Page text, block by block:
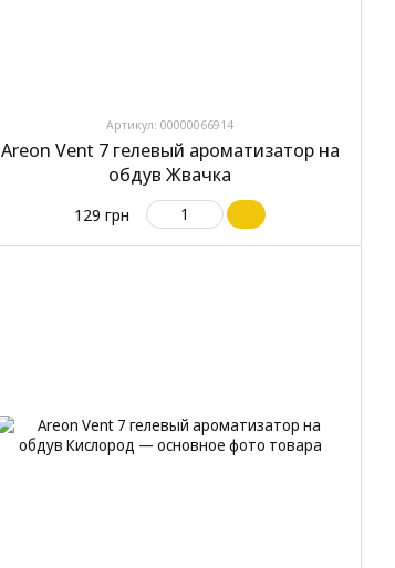
Артикул: 00000066914
Areon Vent 7 гелевый ароматизатор на
обдув Жвачка
129 грн